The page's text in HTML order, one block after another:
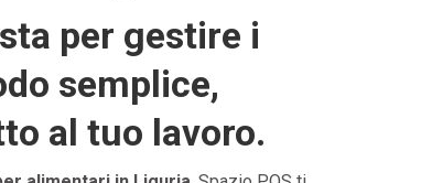
per gestire i
semplice,
al tuo lavoro.